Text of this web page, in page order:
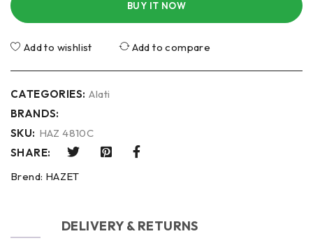
BUY IT NOW
Add to wishlist Add to compare
CATEGORIES: Alati
BRANDS:
SKU: HAZ 4810C
SHARE:
Brend: HAZET
DELIVERY & RETURNS